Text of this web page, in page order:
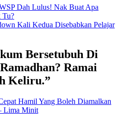
Dah Lulus! Nak Buat Apa
Tu?
Kali Kedua Disebabkan Pelajar
Bersetubuh Di
Ramai
Keliru.”
Hamil Yang Boleh Diamalkan
Lima Minit